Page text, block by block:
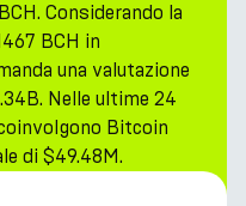
Considerando la
BCH in
una valutazione
Nelle ultime 24
Bitcoin
di $49.48M.